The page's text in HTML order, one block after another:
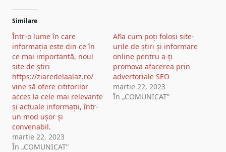
Post
navigation
Similare
Într-o lume în care
informația este din ce în
ce mai importantă, noul
site de știri
https://ziaredelaalaz.ro/
vine să ofere cititorilor
acces la cele mai relevante
și actuale informații, într-
un mod ușor și
convenabil.
martie 22, 2023
În „COMUNICAT”
Afla cum poți folosi site-
urile de știri și informare
online pentru a-ți
promova afacerea prin
advertoriale SEO
martie 22, 2023
În „COMUNICAT”